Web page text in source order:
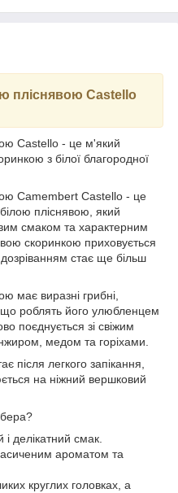
пліснявою Castello
Castello - це м'який
з білої благородної
Camembert Castello - це
пліснявою, який
смаком та характерним
скоринкою приховується
стає ще більш
має виразні грибні,
що роблять його улюбленцем
поєднується зі свіжим
медом та горіхами.
після легкого запікання,
на ніжний вершковий
делікатний смак.
ароматом та
круглих головках, а